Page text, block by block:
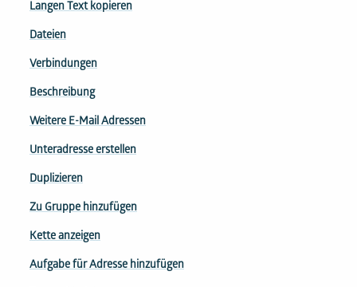
Langen Text kopieren
Dateien
Verbindungen
Beschreibung
Weitere E-Mail Adressen
Unteradresse erstellen
Duplizieren
Zu Gruppe hinzufügen
Kette anzeigen
Aufgabe für Adresse hinzufügen